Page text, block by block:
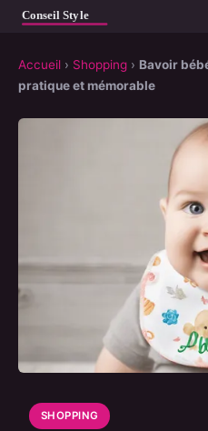
Accueil › Shopping › Bavoir
pratique et mémorable
SHOPPING